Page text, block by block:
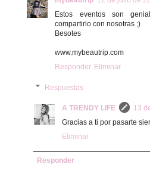
Estos eventos son
compartirlo con nosotras ;)
Besotes
www.mybeautrip.com
Responder Eliminar
Respuestas
A TRENDY LIFE
13
Gracias a ti por pasarte
Eliminar
Responder